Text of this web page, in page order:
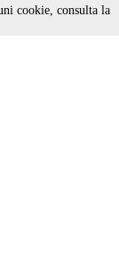
cookie, consulta la